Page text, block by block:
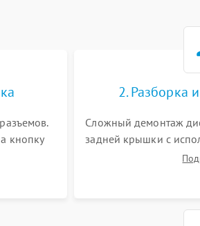
кнопку
и
2. Разборка
Сложный демонтаж
задней крышки с
лопаток.